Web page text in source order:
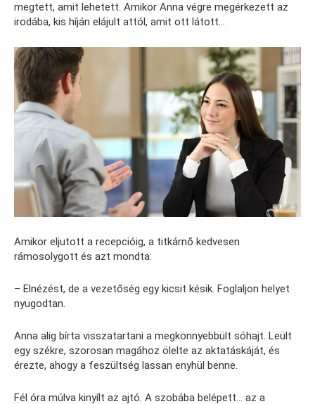
megtett, amit lehetett. Amikor Anna végre megérkezett az
irodába, kis híján elájult attól, amit ott látott…
Amikor eljutott a recepcióig, a titkárnő kedvesen
rámosolygott és azt mondta:
– Elnézést, de a vezetőség egy kicsit késik. Foglaljon helyet
nyugodtan.
Anna alig bírta visszatartani a megkönnyebbült sóhajt. Leült
egy székre, szorosan magához ölelte az aktatáskáját, és
érezte, ahogy a feszültség lassan enyhül benne.
Fél óra múlva kinyílt az ajtó. A szobába belépett… az a